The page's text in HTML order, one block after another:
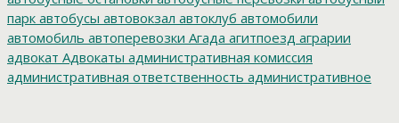
парк автобусы автовокзал автоклуб автомобили
автомобиль автоперевозки Агада агитпоезд аграрии
адвокат Адвокаты административная комиссия
административная ответственность административное